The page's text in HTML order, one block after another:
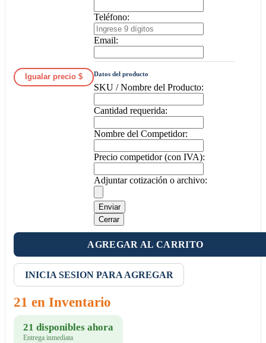
Igualar precio $
Teléfono:
Email:
Datos del producto
SKU / Nombre del Producto:
Cantidad requerida:
Nombre del Competidor:
Precio competidor (con IVA):
Adjuntar cotización o archivo:
Enviar
Cerrar
AGREGAR AL CARRITO
INICIA SESION PARA AGREGAR
21 en Inventario
21 disponibles ahora
Entrega inmediata